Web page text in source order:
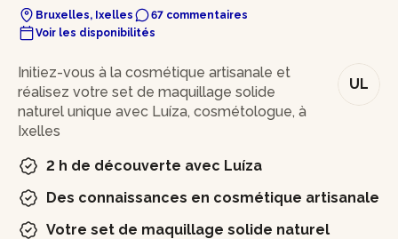
Bruxelles, Ixelles
67 commentaires
Voir les disponibilités
En bref
UL
Initiez-vous à la cosmétique artisanale et
réalisez votre set de maquillage solide
naturel unique avec Luíza, cosmétologue, à
Ixelles
2 h de découverte avec Luíza
Des connaissances en cosmétique artisanale
Votre set de maquillage solide naturel